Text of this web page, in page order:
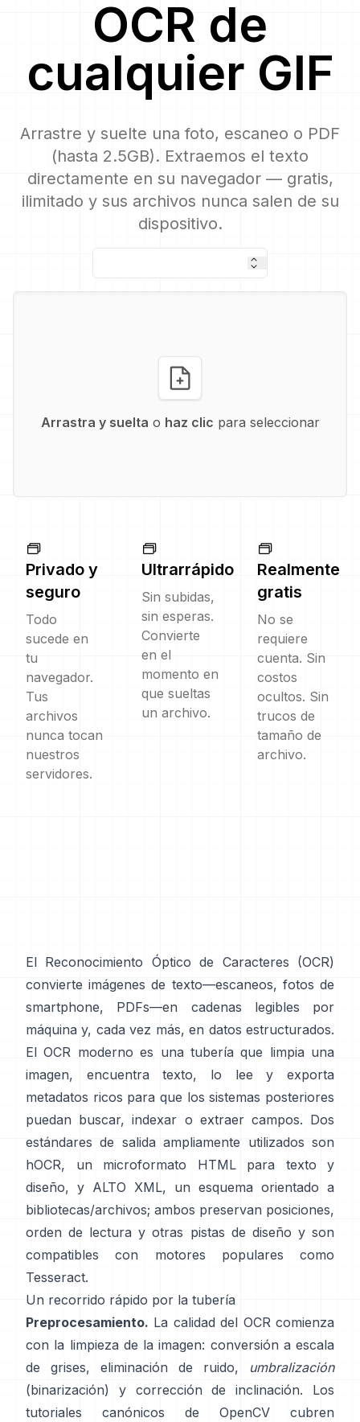
OCR de
cualquier GIF
Arrastre y suelte una foto, escaneo o PDF
(hasta 2.5GB). Extraemos el texto
directamente en su navegador — gratis,
ilimitado y sus archivos nunca salen de su
dispositivo.
Arrastra y suelta o haz clic para seleccionar
Privado y
seguro
Todo
sucede en
tu
navegador.
Tus
archivos
nunca tocan
nuestros
servidores.
Ultrarrápido
Sin subidas,
sin esperas.
Convierte
en el
momento en
que sueltas
un archivo.
Realmente
gratis
No se
requiere
cuenta. Sin
costos
ocultos. Sin
trucos de
tamaño de
archivo.
El Reconocimiento Óptico de Caracteres (OCR)
convierte imágenes de texto—escaneos, fotos de
smartphone, PDFs—en cadenas legibles por
máquina y, cada vez más, en datos estructurados.
El OCR moderno es una tubería que limpia una
imagen, encuentra texto, lo lee y exporta
metadatos ricos para que los sistemas posteriores
puedan buscar, indexar o extraer campos. Dos
estándares de salida ampliamente utilizados son
hOCR, un microformato HTML para texto y
diseño, y ALTO XML, un esquema orientado a
bibliotecas/archivos; ambos preservan posiciones,
orden de lectura y otras pistas de diseño y son
compatibles con motores populares como
Tesseract.
Un recorrido rápido por la tubería
Preprocesamiento. La calidad del OCR comienza
con la limpieza de la imagen: conversión a escala
de grises, eliminación de ruido,
umbralización
(binarización) y corrección de inclinación. Los
tutoriales canónicos de OpenCV cubren